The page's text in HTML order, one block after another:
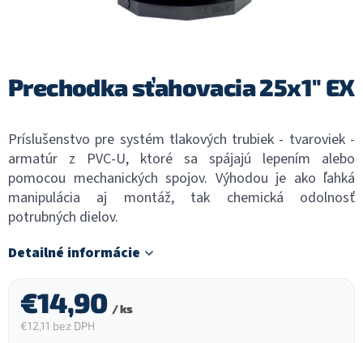
Prechodka sťahovacia 25x1" EX
Príslušenstvo pre systém tlakových trubiek - tvaroviek -
armatúr z PVC-U, ktoré sa spájajú lepením alebo
pomocou mechanických spojov. Výhodou je ako ľahká
manipulácia aj montáž, tak chemická odolnosť
potrubných dielov.
Detailné informácie
€14,90 / ks
€12,11 bez DPH